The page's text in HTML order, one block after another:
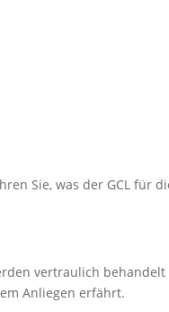
Sie, was der GCL für
vertraulich
Anliegen erfährt.